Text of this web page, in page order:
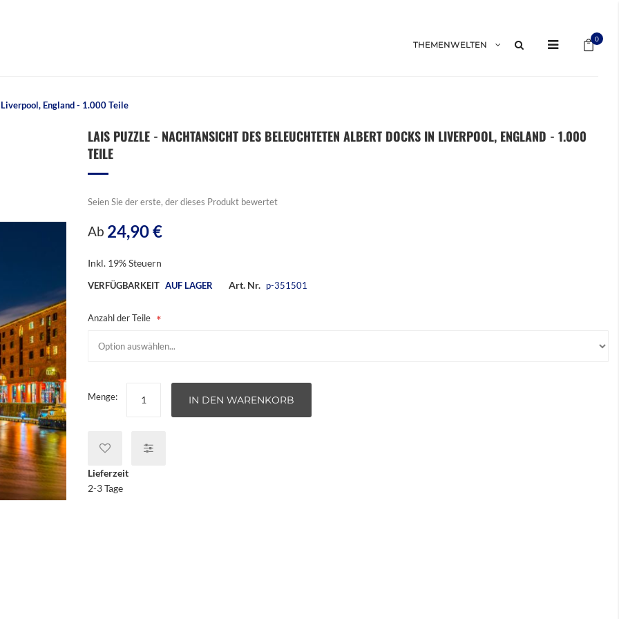
0
THEMENWELTEN
England - 1.000 Teile
LAIS PUZZLE - NACHTANSICHT DES BELEUCHTETEN ALBERT DOCKS IN LIVERPOOL, ENGLAND - 1.000
TEILE
Seien Sie der erste, der dieses Produkt bewertet
Ab 24,90 €
Inkl. 19% Steuern
VERFÜGBARKEIT AUF LAGER Art. Nr. p-351501
Anzahl der Teile
Menge: IN DEN WARENKORB
Lieferzeit
2-3 Tage